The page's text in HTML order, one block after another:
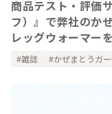
商品テスト・評価
フ）』で弊社のか
レッグウォーマー
雑誌 かぜまとうガ